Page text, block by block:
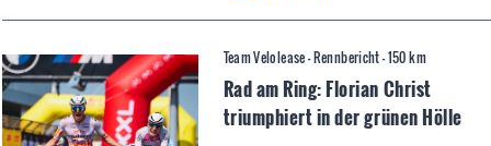
Team Velolease - Rennbericht - 150 km
Rad am Ring: Florian Christ
triumphiert in der grünen Hölle